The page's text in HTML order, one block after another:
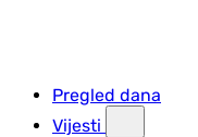
Pregled dana
Vijesti